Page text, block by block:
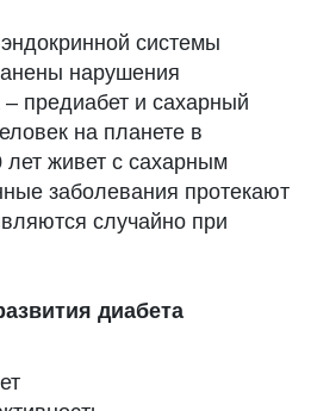
системы
нарушения
предиабет и сахарный
на планете в
лет живет с сахарным
заболевания протекают
случайно при
диабета